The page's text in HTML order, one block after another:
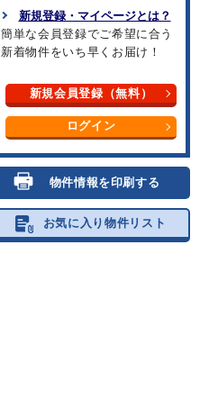
新規登録・マイページとは？
簡単な会員登録でご希望に合う
新着物件をいち早くお届け！
新規会員登録（無料）
ログイン
物件情報を印刷する
お気に入り物件リスト